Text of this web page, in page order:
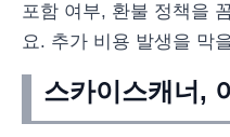
포함 여부, 환불 정책을
요. 추가 비용 발생을 막
스카이스캐너,